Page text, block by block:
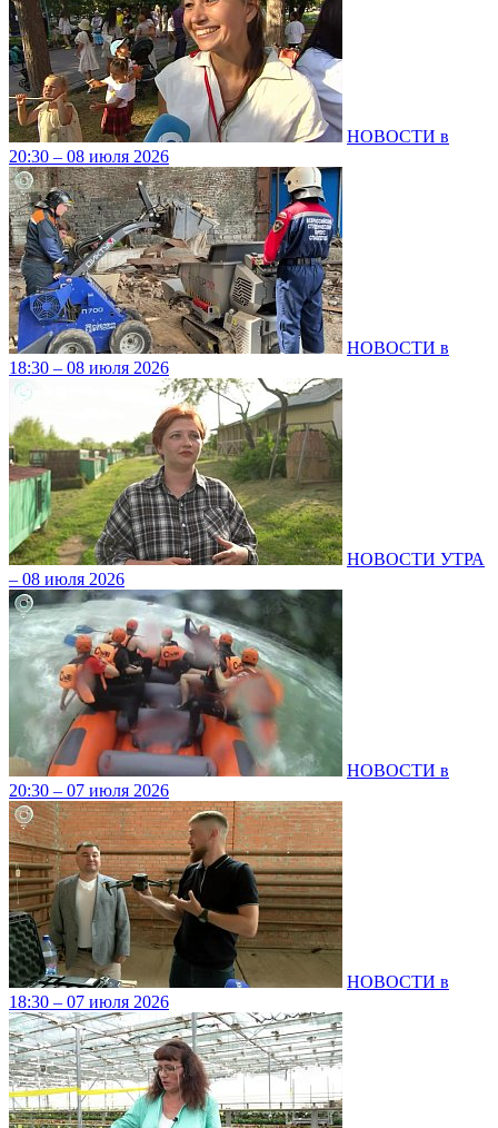
НОВОСТИ в
20:30 – 08 июля 2026
НОВОСТИ в
18:30 – 08 июля 2026
НОВОСТИ УТРА
– 08 июля 2026
НОВОСТИ в
20:30 – 07 июля 2026
НОВОСТИ в
18:30 – 07 июля 2026